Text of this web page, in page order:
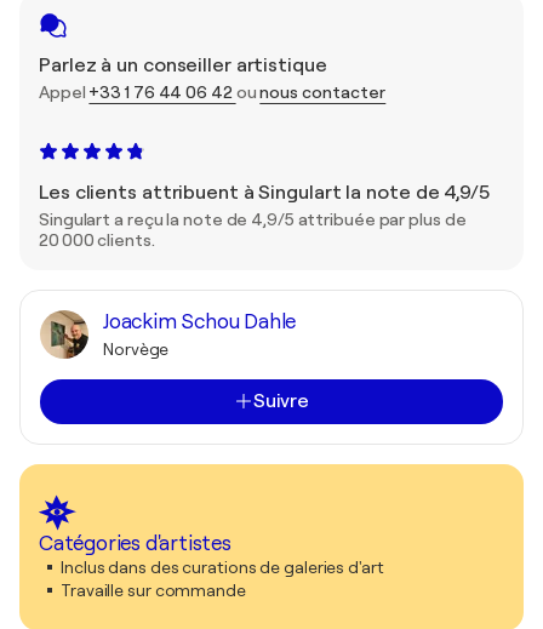
Parlez à un conseiller artistique
Appel +33 1 76 44 06 42 ounous contacter
Les clients attribuent à Singulart la note de 4,9/5
Singulart a reçu la note de 4,9/5 attribuée par plus de
20 000 clients.
Joackim Schou Dahle
Norvège
Suivre
Catégories d'artistes
Inclus dans des curations de galeries d'art
Travaille sur commande